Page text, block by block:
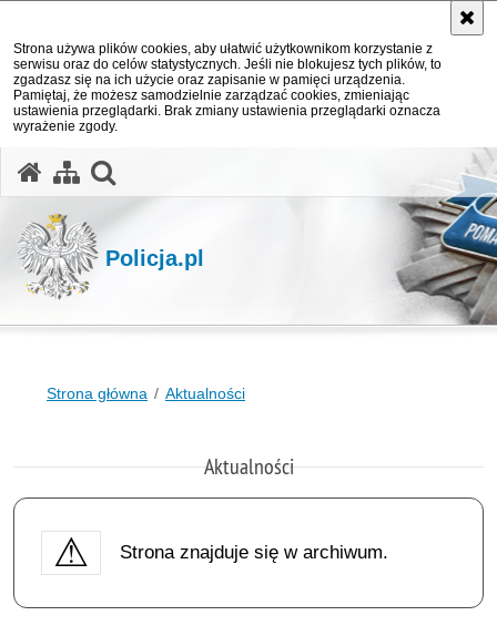
Strona używa plików cookies, aby ułatwić użytkownikom korzystanie z
serwisu oraz do celów statystycznych. Jeśli nie blokujesz tych plików, to
zgadzasz się na ich użycie oraz zapisanie w pamięci urządzenia.
Pamiętaj, że możesz samodzielnie zarządzać cookies, zmieniając
ustawienia przeglądarki. Brak zmiany ustawienia przeglądarki oznacza
wyrażenie zgody.
Policja.pl
Strona główna Aktualności
Aktualności
Strona znajduje się w archiwum.